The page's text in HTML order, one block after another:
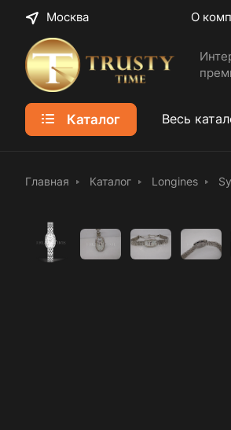
Москва О
Каталог Весь
Главная Каталог Longines